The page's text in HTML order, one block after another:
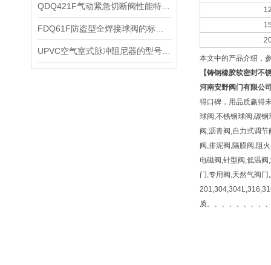
本文中的产品介绍，
【铸钢橡胶软密封不
河南安野阀门有限公
得口碑，用品质赢得
球阀,不锈钢球阀,碳
阀,沥青阀,自力式调
阀,排泥阀,隔膜阀,阻
电磁阀,针型阀,低温
门,专用阀,天然气阀
质。、、、、、、、